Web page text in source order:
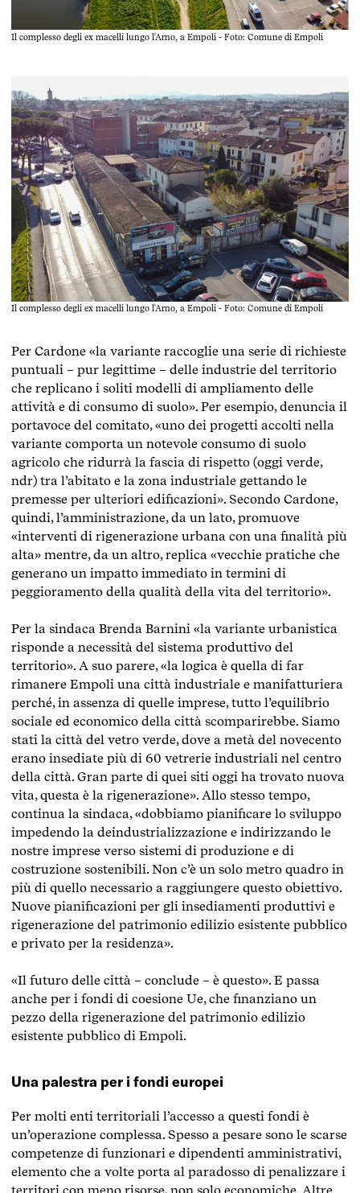
Il complesso degli ex macelli lungo l'Arno, a Empoli - Foto: Comune di Empoli
Il complesso degli ex macelli lungo l'Arno, a Empoli - Foto: Comune di Empoli
Per Cardone «la variante raccoglie una serie di richieste
puntuali – pur legittime – delle industrie del territorio
che replicano i soliti modelli di ampliamento delle
attività e di consumo di suolo». Per esempio, denuncia il
portavoce del comitato, «uno dei progetti accolti nella
variante comporta un notevole consumo di suolo
agricolo che ridurrà la fascia di rispetto (oggi verde,
ndr) tra l’abitato e la zona industriale gettando le
premesse per ulteriori edificazioni». Secondo Cardone,
quindi, l’amministrazione, da un lato, promuove
«interventi di rigenerazione urbana con una finalità più
alta» mentre, da un altro, replica «vecchie pratiche che
generano un impatto immediato in termini di
peggioramento della qualità della vita del territorio».
Per la sindaca Brenda Barnini «la variante urbanistica
risponde a necessità del sistema produttivo del
territorio». A suo parere, «la logica è quella di far
rimanere Empoli una città industriale e manifatturiera
perché, in assenza di quelle imprese, tutto l’equilibrio
sociale ed economico della città scomparirebbe. Siamo
stati la città del vetro verde, dove a metà del novecento
erano insediate più di 60 vetrerie industriali nel centro
della città. Gran parte di quei siti oggi ha trovato nuova
vita, questa è la rigenerazione». Allo stesso tempo,
continua la sindaca, «dobbiamo pianificare lo sviluppo
impedendo la deindustrializzazione e indirizzando le
nostre imprese verso sistemi di produzione e di
costruzione sostenibili. Non c’è un solo metro quadro in
più di quello necessario a raggiungere questo obiettivo.
Nuove pianificazioni per gli insediamenti produttivi e
rigenerazione del patrimonio edilizio esistente pubblico
e privato per la residenza».
«Il futuro delle città – conclude – è questo». E passa
anche per i fondi di coesione Ue, che finanziano un
pezzo della rigenerazione del patrimonio edilizio
esistente pubblico di Empoli.
Una palestra per i fondi europei
Per molti enti territoriali l’accesso a questi fondi è
un’operazione complessa. Spesso a pesare sono le scarse
competenze di funzionari e dipendenti amministrativi,
elemento che a volte porta al paradosso di penalizzare i